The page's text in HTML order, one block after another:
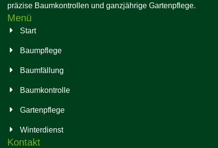
präzise Baumkontrollen und ganzjährige Gartenpflege.
Menü
Start
Baumpflege
Baumfällung
Baumkontrolle
Gartenpflege
Winterdienst
Kontakt